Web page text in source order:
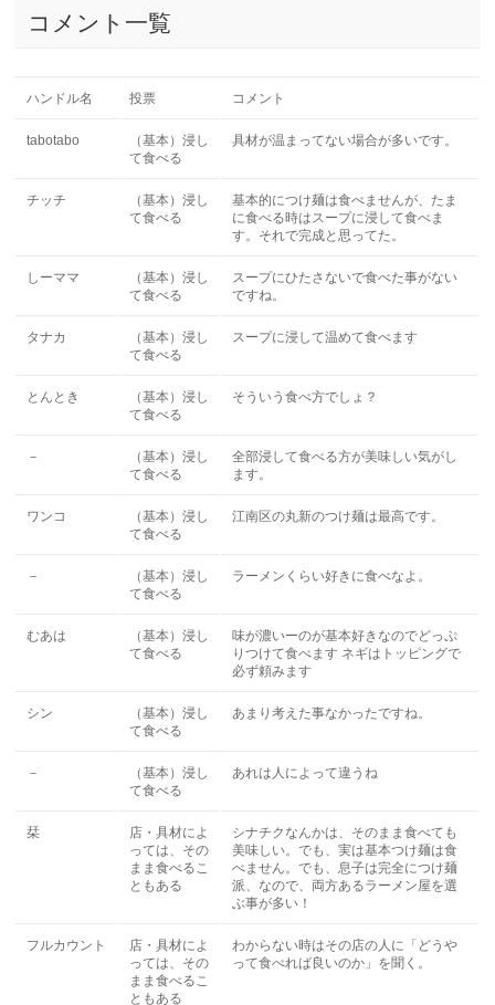
コメント一覧
ハンドル名 投票 コメント
tabotabo
（基本）浸し
て食べる
具材が温まってない場合が多いです。
チッチ
（基本）浸し
て食べる
基本的につけ麺は食べませんが、たま
に食べる時はスープに浸して食べま
す。それで完成と思ってた。
しーママ
（基本）浸し
て食べる
スープにひたさないで食べた事がない
ですね。
タナカ
（基本）浸し
て食べる
スープに浸して温めて食べます
とんとき
（基本）浸し
て食べる
そういう食べ方でしょ？
－
（基本）浸し
て食べる
全部浸して食べる方が美味しい気がし
ます。
ワンコ
（基本）浸し
て食べる
江南区の丸新のつけ麺は最高です。
－
（基本）浸し
て食べる
ラーメンくらい好きに食べなよ。
むあは
（基本）浸し
て食べる
味が濃いーのが基本好きなのでどっぷ
りつけて食べます ネギはトッピングで
必ず頼みます
シン
（基本）浸し
て食べる
あまり考えた事なかったですね。
－
（基本）浸し
て食べる
あれは人によって違うね
栞
店・具材によ
っては、その
まま食べるこ
ともある
シナチクなんかは、そのまま食べても
美味しい。でも、実は基本つけ麺は食
べません。でも、息子は完全につけ麺
派、なので、両方あるラーメン屋を選
ぶ事が多い！
フルカウント
店・具材によ
っては、その
まま食べるこ
ともある
わからない時はその店の人に「どうや
って食べれば良いのか」を聞く。